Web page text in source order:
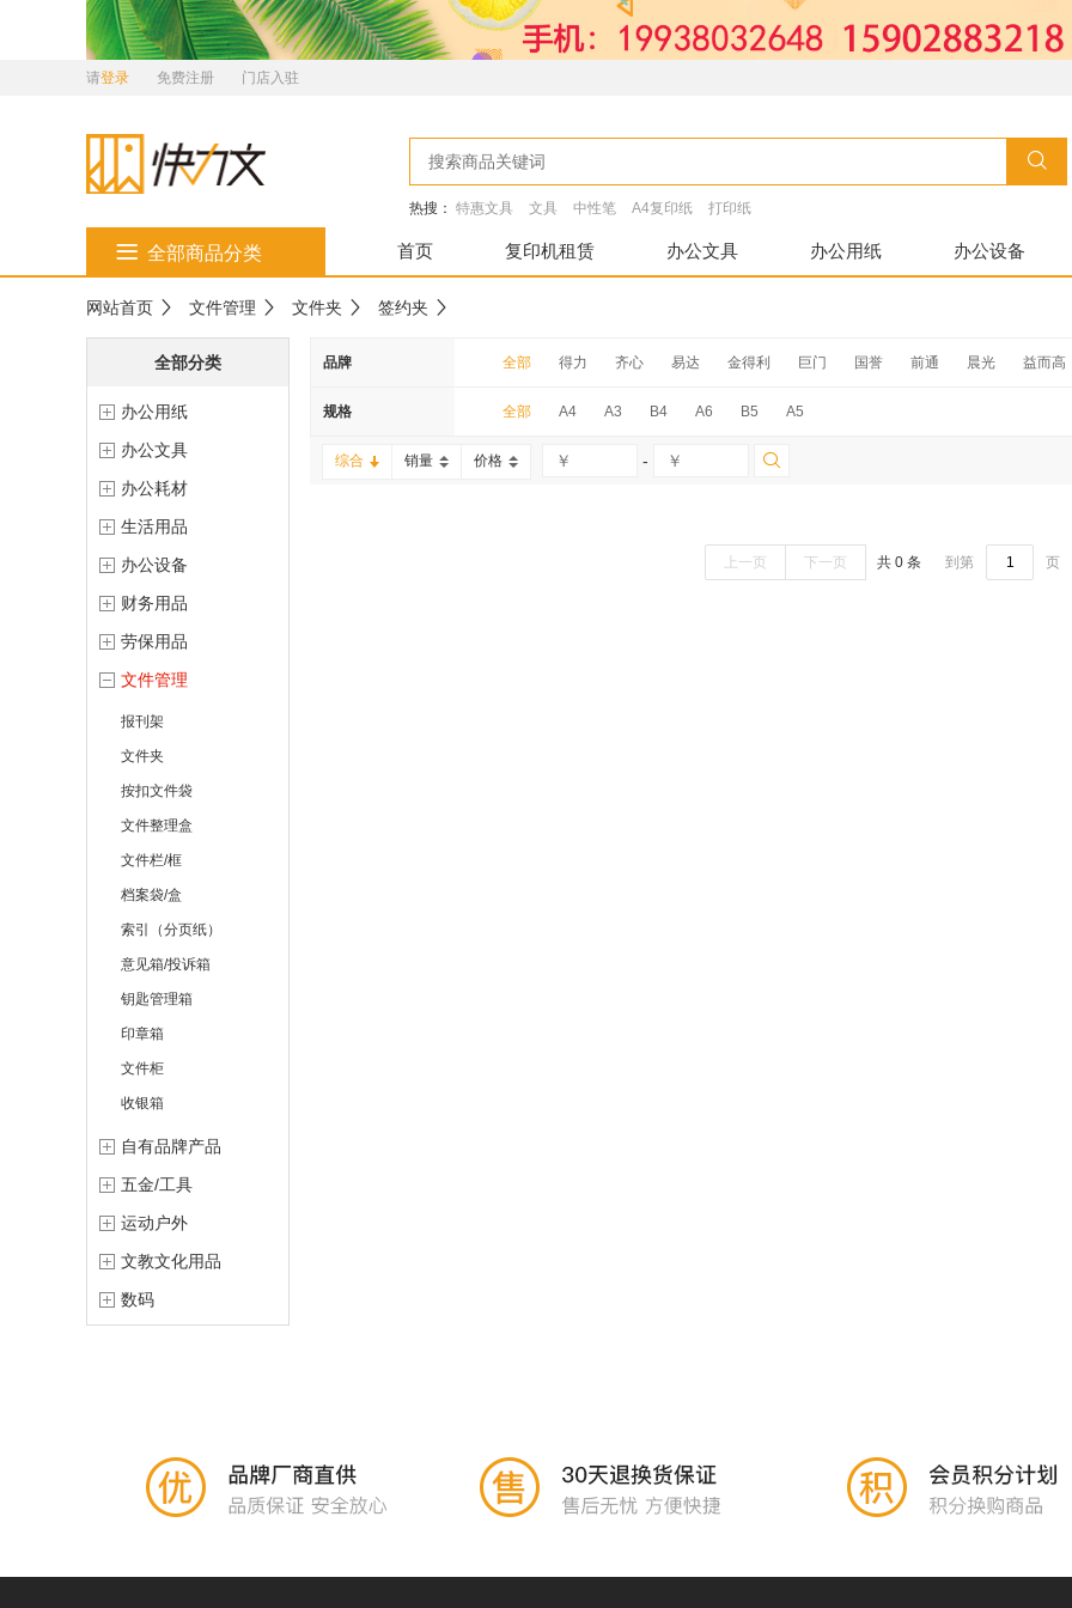
请登录 免费注册 门店入驻
热搜： 特惠文具 文具 中性笔 A4复印纸 打印纸
全部商品分类 首页 复印机租赁 办公文具 办公用纸 办公设备
网站首页 文件管理 文件夹 签约夹
全部分类
办公用纸
办公文具
办公耗材
生活用品
办公设备
财务用品
劳保用品
文件管理
报刊架
文件夹
按扣文件袋
文件整理盒
文件栏/框
档案袋/盒
索引（分页纸）
意见箱/投诉箱
钥匙管理箱
印章箱
文件柜
收银箱
自有品牌产品
五金/工具
运动户外
文教文化用品
数码
品牌 全部 得力 齐心 易达 金得利 巨门 国誉 前通 晨光 益而高
富得快 金辉 新时达
规格 全部 A4 A3 B4 A6 B5 A5
综合 销量 价格 -
上一页 下一页 共 0 条 到第 页